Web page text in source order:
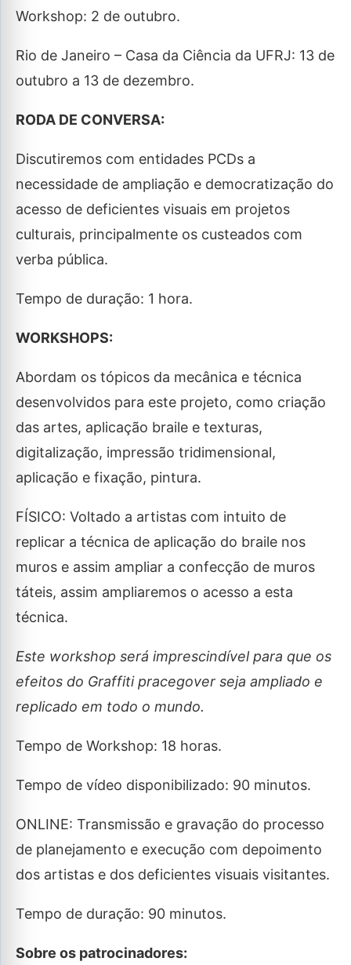
Workshop: 2 de outubro.
Rio de Janeiro – Casa da Ciência da UFRJ: 13 de
outubro a 13 de dezembro.
RODA DE CONVERSA:
Discutiremos com entidades PCDs a
necessidade de ampliação e democratização do
acesso de deficientes visuais em projetos
culturais, principalmente os custeados com
verba pública.
Tempo de duração: 1 hora.
WORKSHOPS:
Abordam os tópicos da mecânica e técnica
desenvolvidos para este projeto, como criação
das artes, aplicação braile e texturas,
digitalização, impressão tridimensional,
aplicação e fixação, pintura.
FÍSICO: Voltado a artistas com intuito de
replicar a técnica de aplicação do braile nos
muros e assim ampliar a confecção de muros
táteis, assim ampliaremos o acesso a esta
técnica.
Este workshop será imprescindível para que os
efeitos do Graffiti pracegover seja ampliado e
replicado em todo o mundo.
Tempo de Workshop: 18 horas.
Tempo de vídeo disponibilizado: 90 minutos.
ONLINE: Transmissão e gravação do processo
de planejamento e execução com depoimento
dos artistas e dos deficientes visuais visitantes.
Tempo de duração: 90 minutos.
Sobre os patrocinadores: